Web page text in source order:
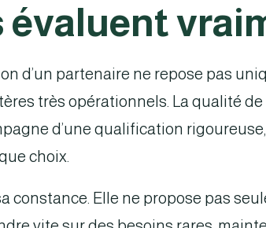
évaluent
d’un partenaire ne repose pas
très opérationnels. La qualité
d’une qualification
choix.
constance. Elle ne propose pas